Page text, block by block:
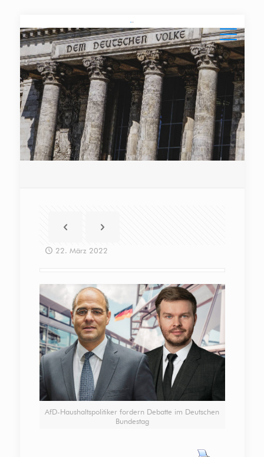
22. März 2022
AfD-Haushaltspolitiker fordern Debatte im Deutschen
Bundestag